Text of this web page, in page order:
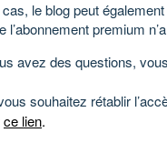
le blog peut
premium
avez des questions,
souhaitez rétablir
ce lien.